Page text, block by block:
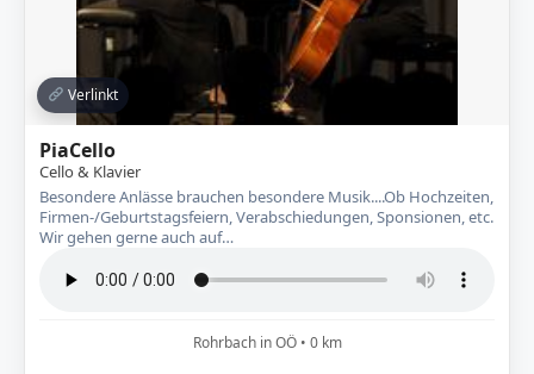
Verlinkt
PiaCello
Cello & Klavier
Besondere Anlässe brauchen besondere Musik....Ob Hochzeiten,
Firmen-/Geburtstagsfeiern, Verabschiedungen, Sponsionen, etc.
Wir gehen gerne auch auf…
Rohrbach in OÖ • 0 km